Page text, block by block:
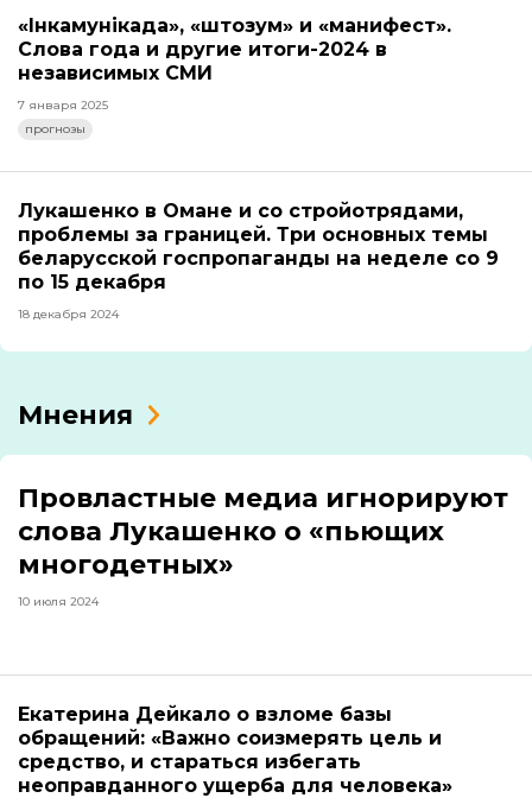
«Інкамунікада», «штозум» и «манифест».
Слова года и другие итоги-2024 в
независимых СМИ
7 января 2025
прогнозы
Лукашенко в Омане и со стройотрядами,
проблемы за границей. Три основных темы
беларусской госпропаганды на неделе со 9
по 15 декабря
18 декабря 2024
Мнения
Провластные медиа игнорируют
слова Лукашенко о «пьющих
многодетных»
10 июля 2024
Екатерина Дейкало о взломе базы
обращений: «Важно соизмерять цель и
средство, и стараться избегать
неоправданного ущерба для человека»